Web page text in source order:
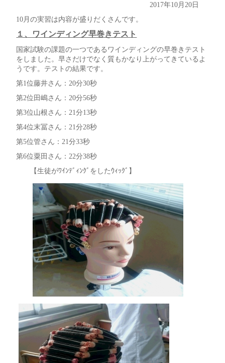
2017年10月20日
10月の実習は内容が盛りだくさんです。
１、ワインディング早巻きテスト
国家試験の課題の一つであるワインディングの早巻きテスト
をしました。早さだけでなく質もかなり上がってきているよ
うです。テストの結果です。
第1位藤井さん：20分30秒
第2位田嶋さん：20分56秒
第3位山根さん：21分13秒
第4位末冨さん：21分28秒
第5位管さん：21分33秒
第6位粟田さん：22分38秒
【生徒がﾜｲﾝﾃﾞｨﾝｸﾞをしたｳｨｯｸﾞ】